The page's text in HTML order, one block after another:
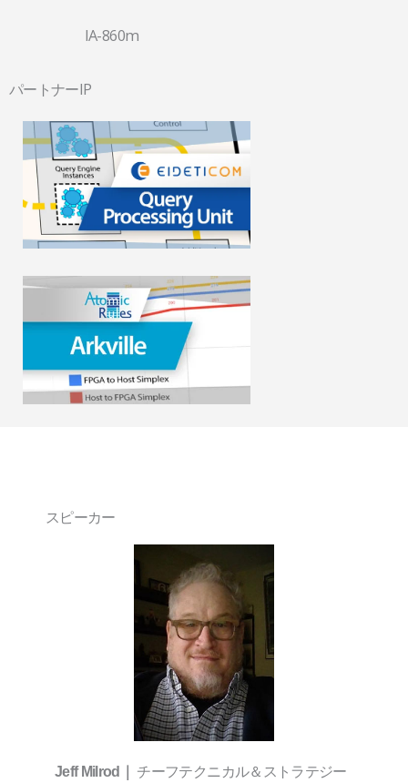
IA-860m
パートナーIP
スピーカー
Jeff Milrod｜ チーフテクニカル＆ストラテジー